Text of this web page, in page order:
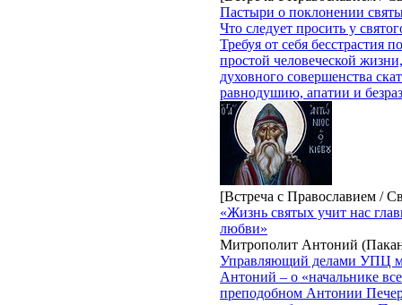
Пастыри о поклонении
Что следует просить у
Требуя от себя бесстрастия
простой человеческой
духовного совершенства
равнодушию, апатии и
[Встреча с Православием /
«Жизнь святых учит нас
любви»
Митрополит Антоний
Управляющий делами УПЦ
Антоний – о «начальнике
преподобном Антонии